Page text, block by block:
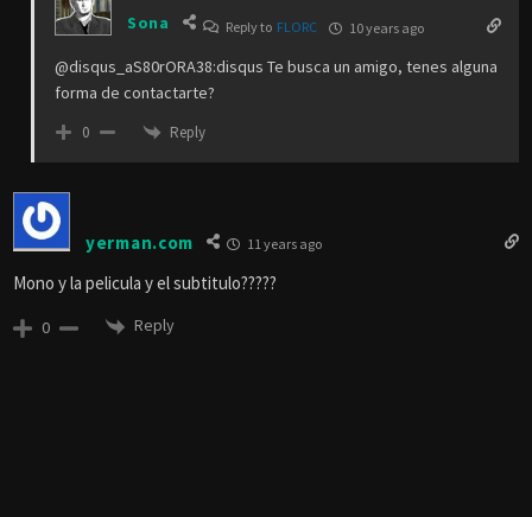
Sona Reply to FLORC 10 years ago
@disqus_aS80rORA38:disqus Te busca un amigo, tenes alguna
forma de contactarte?
0 Reply
yerman.com 11 years ago
Mono y la pelicula y el subtitulo?????
0 Reply